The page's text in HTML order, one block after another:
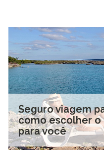
Seguro viagem
como escolher o
para você